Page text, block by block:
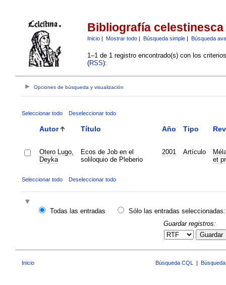
Bibliografía celestinesca
Inicio| Mostrar todo| Búsqueda simple| Búsqueda
1–1 de 1 registro encontrado(s) con los
(RSS):
Opciones de búsqueda y visualización
Seleccionar todo Deseleccionar todo
Autor Título Año Tipo
Otero Lugo,
Deyka
Ecos de Job en el
soliloquio de Pleberio
2001 Artículo
et
Seleccionar todo Deseleccionar todo
Todas las entradas
Sólo las entradas seleccionadas:
Guardar registros:
Guardar
Inicio Búsqueda CQL